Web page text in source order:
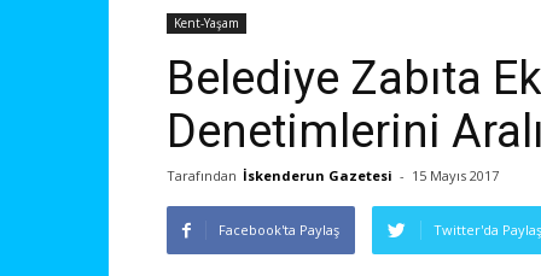
Kent-Yaşam
Belediye Zabıta
Denetimlerini
Tarafından İskenderun Gazetesi - 15 Mayıs 2017
Facebook'ta Paylaş Twitter'da Paylaş